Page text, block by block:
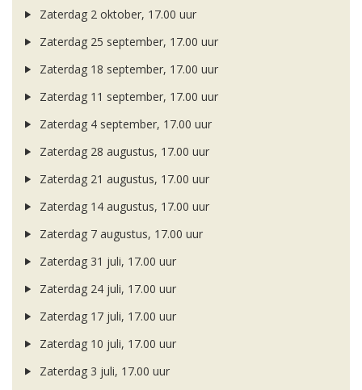
Zaterdag 2 oktober, 17.00 uur
Zaterdag 25 september, 17.00 uur
Zaterdag 18 september, 17.00 uur
Zaterdag 11 september, 17.00 uur
Zaterdag 4 september, 17.00 uur
Zaterdag 28 augustus, 17.00 uur
Zaterdag 21 augustus, 17.00 uur
Zaterdag 14 augustus, 17.00 uur
Zaterdag 7 augustus, 17.00 uur
Zaterdag 31 juli, 17.00 uur
Zaterdag 24 juli, 17.00 uur
Zaterdag 17 juli, 17.00 uur
Zaterdag 10 juli, 17.00 uur
Zaterdag 3 juli, 17.00 uur